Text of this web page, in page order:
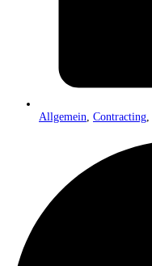
Allgemein, Contracting,